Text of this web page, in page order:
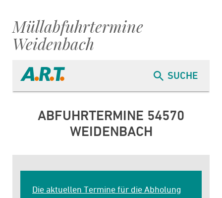
Müllabfuhrtermine
Weidenbach